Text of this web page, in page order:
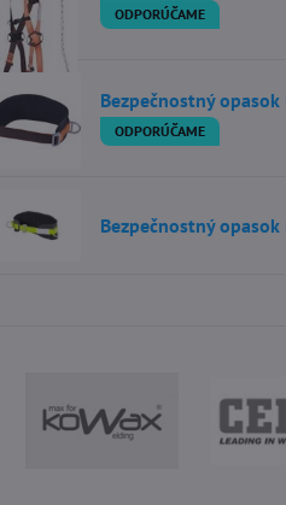
ODPORÚČAME
Bezpečnostný
ODPORÚČAME
Bezpečnostný